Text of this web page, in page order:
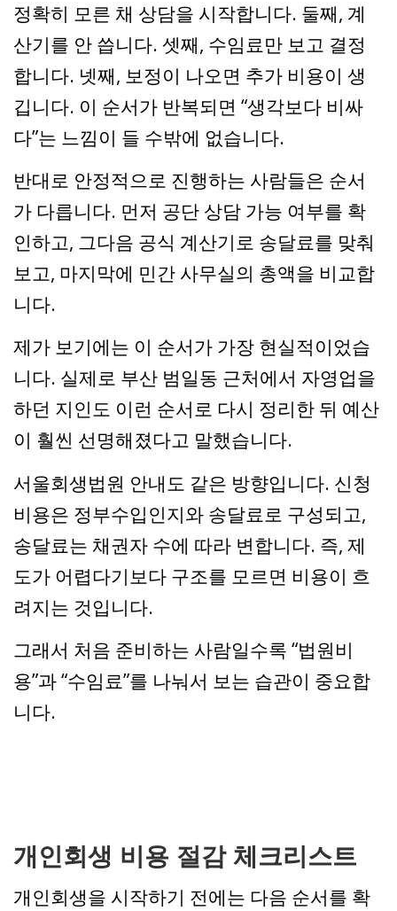
정확히 모른 채 상담을 시작합니다. 둘째, 계
산기를 안 씁니다. 셋째, 수임료만 보고 결정
합니다. 넷째, 보정이 나오면 추가 비용이 생
깁니다. 이 순서가 반복되면 “생각보다 비싸
다”는 느낌이 들 수밖에 없습니다.
반대로 안정적으로 진행하는 사람들은 순서
가 다릅니다. 먼저 공단 상담 가능 여부를 확
인하고, 그다음 공식 계산기로 송달료를 맞춰
보고, 마지막에 민간 사무실의 총액을 비교합
니다.
제가 보기에는 이 순서가 가장 현실적이었습
니다. 실제로 부산 범일동 근처에서 자영업을
하던 지인도 이런 순서로 다시 정리한 뒤 예산
이 훨씬 선명해졌다고 말했습니다.
서울회생법원 안내도 같은 방향입니다. 신청
비용은 정부수입인지와 송달료로 구성되고,
송달료는 채권자 수에 따라 변합니다. 즉, 제
도가 어렵다기보다 구조를 모르면 비용이 흐
려지는 것입니다.
그래서 처음 준비하는 사람일수록 “법원비
용”과 “수임료”를 나눠서 보는 습관이 중요합
니다.
개인회생 비용 절감 체크리스트
개인회생을 시작하기 전에는 다음 순서를 확